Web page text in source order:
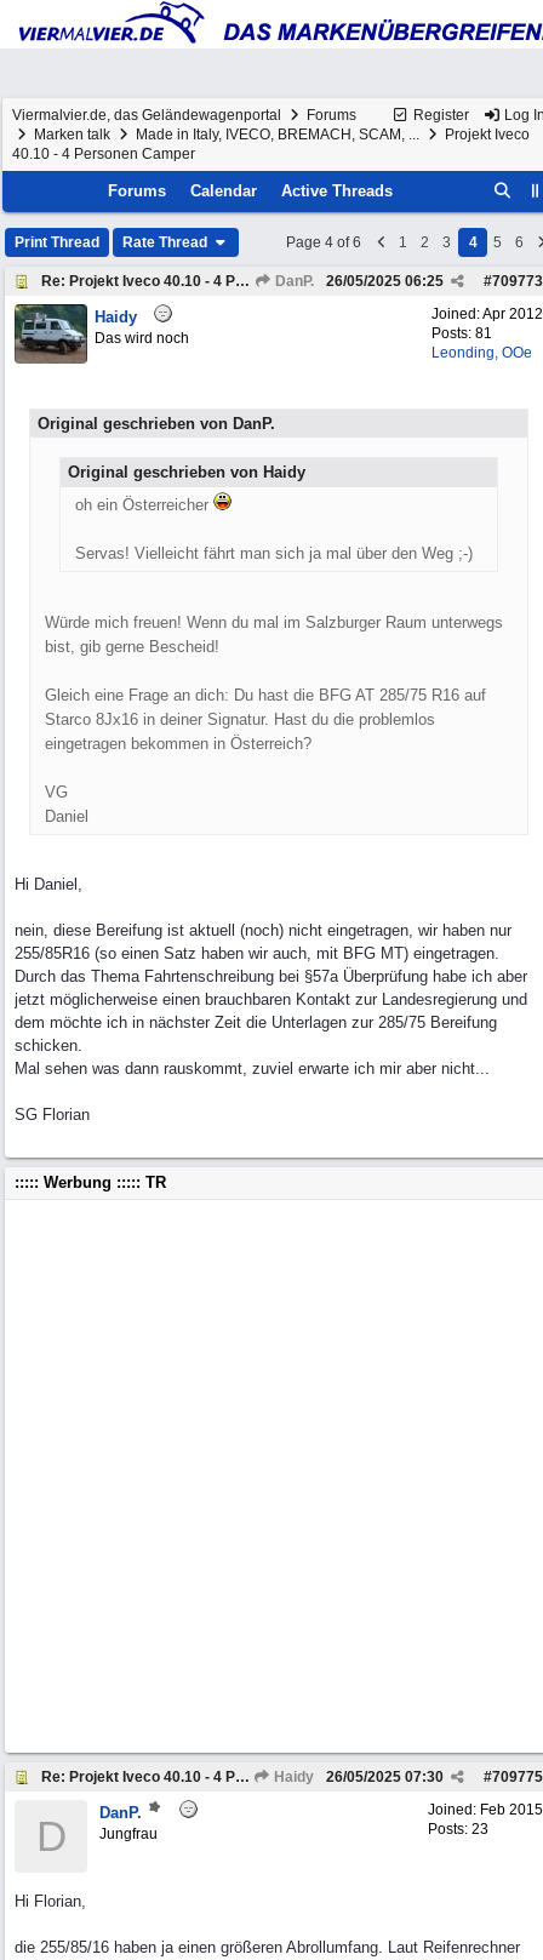
Register Log
Viermalvier.de, das Geländewagenportal
Forums
Marken talk
Made in Italy, IVECO, BREMACH, SCAM, ...
Projekt Iveco
40.10 - 4 Personen Camper
Forums Calendar Active Threads
Print Thread Rate Thread Page 4 of 6 1 2 3 4 5 6
Re: Projekt Iveco 40.10 - 4 Personen Camper DanP. #709773
26/05/2025 06:25
Joined:Apr 2012
Posts: 81
Leonding, OOe
Haidy
Das wird noch
Original geschrieben von DanP.
Original geschrieben von Haidy
oh ein Österreicher
Servas! Vielleicht fährt man sich ja mal über den Weg ;-)
Würde mich freuen! Wenn du mal im Salzburger Raum unterwegs
bist, gib gerne Bescheid!
Gleich eine Frage an dich: Du hast die BFG AT 285/75 R16 auf
Starco 8Jx16 in deiner Signatur. Hast du die problemlos
eingetragen bekommen in Österreich?
VG
Daniel
Hi Daniel,
nein, diese Bereifung ist aktuell (noch) nicht eingetragen, wir haben nur
255/85R16 (so einen Satz haben wir auch, mit BFG MT) eingetragen.
Durch das Thema Fahrtenschreibung bei §57a Überprüfung habe ich aber
jetzt möglicherweise einen brauchbaren Kontakt zur Landesregierung und
dem möchte ich in nächster Zeit die Unterlagen zur 285/75 Bereifung
schicken.
Mal sehen was dann rauskommt, zuviel erwarte ich mir aber nicht...
SG Florian
::::: Werbung ::::: TR
Re: Projekt Iveco 40.10 - 4 Personen Camper Haidy #709775
26/05/2025 07:30
Joined: Feb 2015
Posts: 23
D DanP.
Jungfrau
Hi Florian,
die 255/85/16 haben ja einen größeren Abrollumfang. Laut Reifenrechner